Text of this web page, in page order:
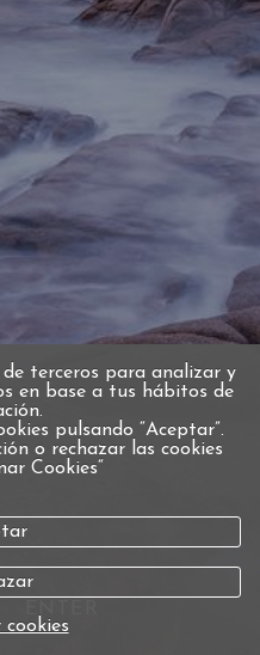
terceros para analizar y
en base a tus hábitos de
pulsando “Aceptar”.
o rechazar las cookies
Cookies“
cookies